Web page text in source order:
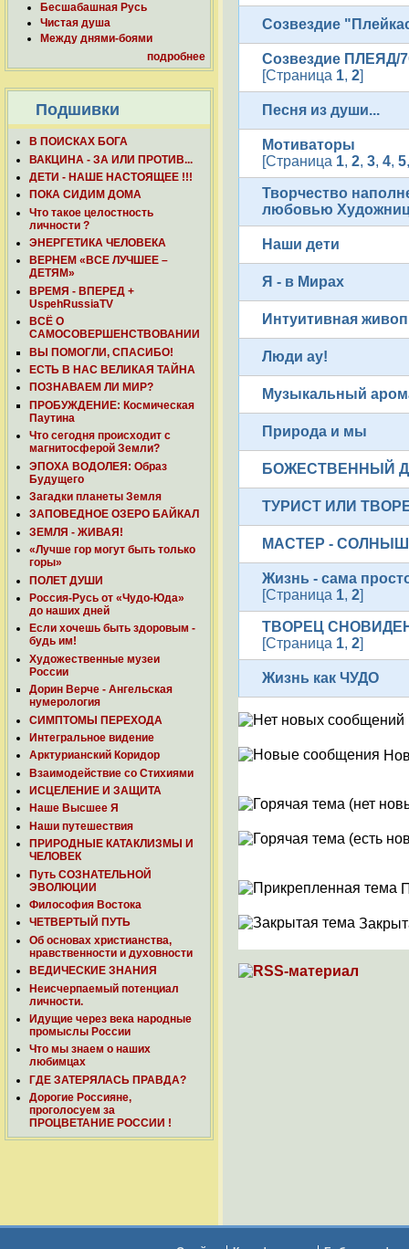
Бесшабашная Русь
Чистая душа
Между днями-боями
подробнее
Подшивки
В ПОИСКАХ БОГА
ВАКЦИНА - ЗА ИЛИ ПРОТИВ...
ДЕТИ - НАШЕ НАСТОЯЩЕЕ !!!
ПОКА СИДИМ ДОМА
Что такое целостность
личности ?
ЭНЕРГЕТИКА ЧЕЛОВЕКА
ВЕРНЕМ «ВСЕ ЛУЧШЕЕ –
ДЕТЯМ»
ВРЕМЯ - ВПЕРЕД +
UspehRussiaTV
ВСЁ О
САМОСОВЕРШЕНСТВОВАНИИ
ВЫ ПОМОГЛИ, СПАСИБО!
ЕСТЬ В НАС ВЕЛИКАЯ ТАЙНА
ПОЗНАВАЕМ ЛИ МИР?
ПРОБУЖДЕНИЕ: Космическая
Паутина
Что сегодня происходит с
магнитосферой Земли?
ЭПОХА ВОДОЛЕЯ: Образ
Будущего
Загадки планеты Земля
ЗАПОВЕДНОЕ ОЗЕРО БАЙКАЛ
ЗЕМЛЯ - ЖИВАЯ!
«Лучше гор могут быть только
горы»
ПОЛЕТ ДУШИ
Россия-Русь от «Чудо-Юда»
до наших дней
Если хочешь быть здоровым -
будь им!
Художественные музеи
России
Дорин Верче - Ангельская
нумерология
СИМПТОМЫ ПЕРЕХОДА
Интегральное видение
Арктурианский Коридор
Взаимодействие со Стихиями
ИСЦЕЛЕНИЕ И ЗАЩИТА
Наше Высшее Я
Наши путешествия
ПРИРОДНЫЕ КАТАКЛИЗМЫ И
ЧЕЛОВЕК
Путь СОЗНАТЕЛЬНОЙ
ЭВОЛЮЦИИ
Философия Востока
ЧЕТВЕРТЫЙ ПУТЬ
Об основах христианства,
нравственности и духовности
ВЕДИЧЕСКИЕ ЗНАНИЯ
Неисчерпаемый потенциал
личности.
Идущие через века народные
промыслы России
Что мы знаем о наших
любимцах
ГДЕ ЗАТЕРЯЛАСЬ ПРАВДА?
Дорогие Россияне,
проголосуем за
ПРОЦВЕТАНИЕ РОССИИ !
Созвездие
Созвездие ПЛЕЯД/
[Страница 1, 2]
Песня из души...
Мотиваторы
[Страница 1, 2, 3, 4, 5
Творчество
любовью
Наши дети
Я - в Мирах
Интуитивная
Люди ау!
Музыкальный
Природа и мы
БОЖЕСТВЕННЫЙ
ТУРИСТ ИЛИ
МАСТЕР -
Жизнь - сама
[Страница 1, 2]
ТВОРЕЦ
[Страница 1, 2]
Жизнь как ЧУДО